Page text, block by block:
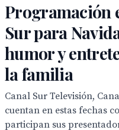
Programación
Sur para
humor y
la familia
Canal Sur Televisión,
cuentan en estas fechas
participan sus